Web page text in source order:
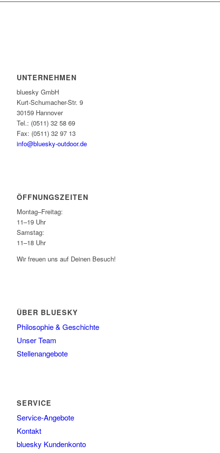
UNTERNEHMEN
bluesky GmbH
Kurt-Schumacher-Str. 9
30159 Hannover
Tel.: (0511) 32 58 69
Fax: (0511) 32 97 13
info@bluesky-outdoor.de
ÖFFNUNGS­ZEITEN
Montag–Freitag:
11–19 Uhr
Samstag:
11–18 Uhr
Wir freuen uns auf Deinen Besuch!
ÜBER BLUESKY
Philosophie & Geschichte
Unser Team
Stellenangebote
SERVICE
Service-Angebote
Kontakt
bluesky Kundenkonto